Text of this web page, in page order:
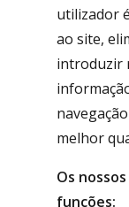
utilizador
ao site,
introduzir
melhor
Os
funções: